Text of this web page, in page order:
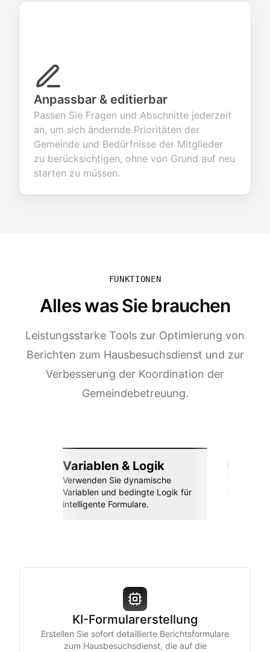
Anpassbar & editierbar
Passen Sie Fragen und Abschnitte jederzeit
an, um sich ändernde Prioritäten der
Gemeinde und Bedürfnisse der Mitglieder
zu berücksichtigen, ohne von Grund auf neu
starten zu müssen.
FUNKTIONEN
Alles was Sie brauchen
Leistungsstarke Tools zur Optimierung von
Berichten zum Hausbesuchsdienst und zur
Verbesserung der Koordination der
Gemeindebetreuung.
Variablen & Logik
Verwenden Sie dynamische
Variablen und bedingte Logik für
intelligente Formulare.
KI-Formularerstellung
Erstellen Sie sofort detaillierte Berichtsformulare
zum Hausbesuchsdienst, die auf die